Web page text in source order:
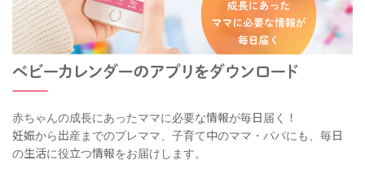
赤ちゃんの成長にあったママに必要な情報が毎日届く！
妊娠から出産までのプレママ、子育て中のママ・パパにも、毎日
の生活に役立つ情報をお届けします。